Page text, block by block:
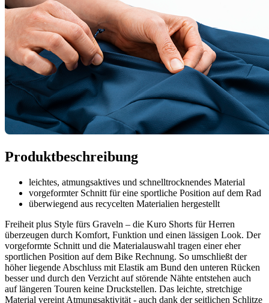
Produktbeschreibung
leichtes, atmungsaktives und schnelltrocknendes Material
vorgeformter Schnitt für eine sportliche Position auf dem Rad
überwiegend aus recycelten Materialien hergestellt
Freiheit plus Style fürs Graveln – die Kuro Shorts für Herren
überzeugen durch Komfort, Funktion und einen lässigen Look. Der
vorgeformte Schnitt und die Materialauswahl tragen einer eher
sportlichen Position auf dem Bike Rechnung. So umschließt der
höher liegende Abschluss mit Elastik am Bund den unteren Rücken
besser und durch den Verzicht auf störende Nähte entstehen auch
auf längeren Touren keine Druckstellen. Das leichte, stretchige
Material vereint Atmungsaktivität - auch dank der seitlichen Schlitze